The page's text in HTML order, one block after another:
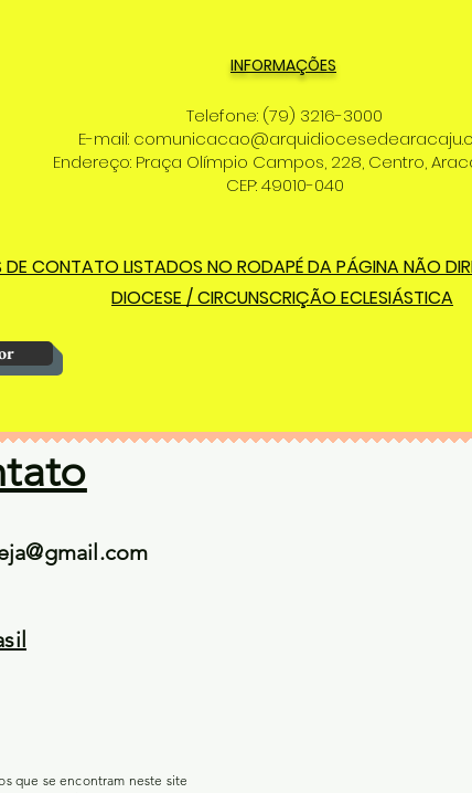
INFORMAÇÕES
Telefone: (79) 3216-3000
E-mail:
Endereço: Praça Olímpio Campos, 228, Centro,
CEP: 49010-040
DE CONTATO LISTADOS NO RODAPÉ DA PÁGINA NÃO
DIOCESE / CIRCUNSCRIÇÃO ECLESIÁSTICA
que se encontram neste site